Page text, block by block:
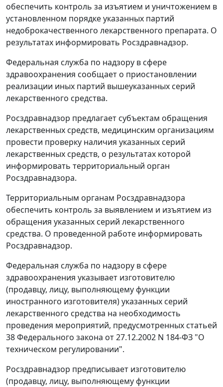
обеспечить контроль за изъятием и уничтожением в
установленном порядке указанных партий
недоброкачественного лекарственного препарата. О
результатах информировать Росздравнадзор.
Федеральная служба по надзору в сфере
здравоохранения сообщает о приостановлении
реализации иных партий вышеуказанных серий
лекарственного средства.
Росздравнадзор предлагает субъектам обращения
лекарственных средств, медицинским организациям
провести проверку наличия указанных серий
лекарственных средств, о результатах которой
информировать территориальный орган
Росздравнадзора.
Территориальным органам Росздравнадзора
обеспечить контроль за выявлением и изъятием из
обращения указанных серий лекарственного
средства. О проведенной работе информировать
Росздравнадзор.
Федеральная служба по надзору в сфере
здравоохранения указывает изготовителю
(продавцу, лицу, выполняющему функции
иностранного изготовителя) указанных серий
лекарственного средства на необходимость
проведения мероприятий, предусмотренных статьей
38 Федерального закона от 27.12.2002 N 184-ФЗ "О
техническом регулировании".
Росздравнадзор предписывает изготовителю
(продавцу, лицу, выполняющему функции